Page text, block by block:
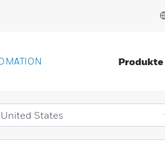
Produkte